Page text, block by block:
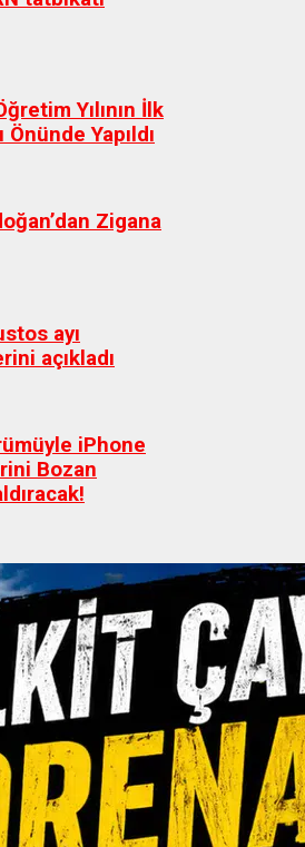
Yılının İlk
Yapıldı
Zigana
ayı
açıkladı
iPhone
Bozan